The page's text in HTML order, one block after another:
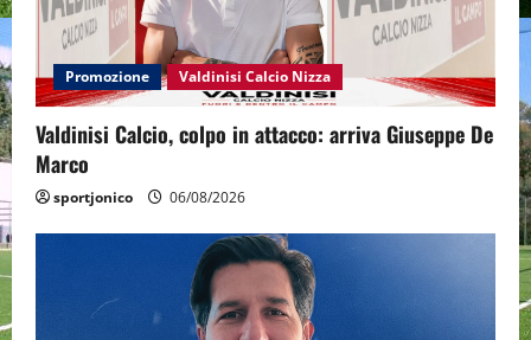
Promozione Valdinisi Calcio Nizza
Valdinisi Calcio, colpo in attacco: arriva Giuseppe De
Marco
sportjonico 06/08/2026